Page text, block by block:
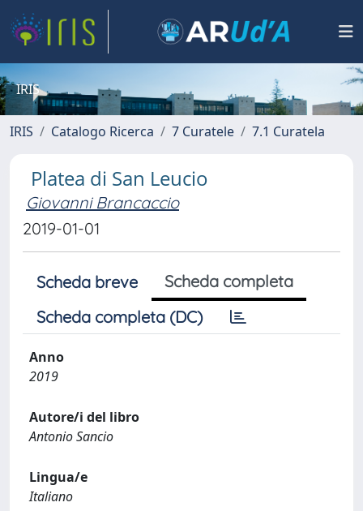
IRIS
IRIS Catalogo Ricerca 7 Curatele 7.1 Curatela
Platea di San Leucio
Giovanni Brancaccio
2019-01-01
Scheda breve
Scheda completa
Scheda completa (DC)
Anno
2019
Autore/i del libro
Antonio Sancio
Lingua/e
Italiano